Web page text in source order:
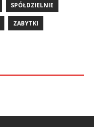
SPÓŁDZIELNIE
ZABYTKI